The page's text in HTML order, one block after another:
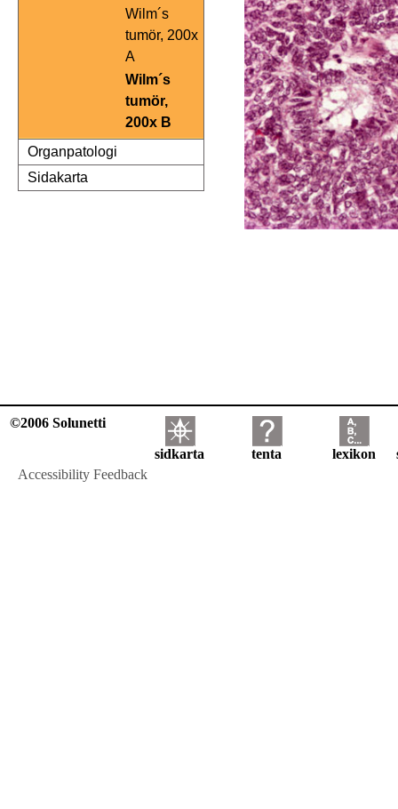
Wilm´s
tumör, 200x
A
Wilm´s
tumör,
200x B
Organpatologi
Sidakarta
©2006 Solunetti
sidkarta tenta lexikon
Accessibility Feedback